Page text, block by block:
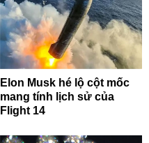
Elon Musk hé lộ cột mốc
mang tính lịch sử của
Flight 14